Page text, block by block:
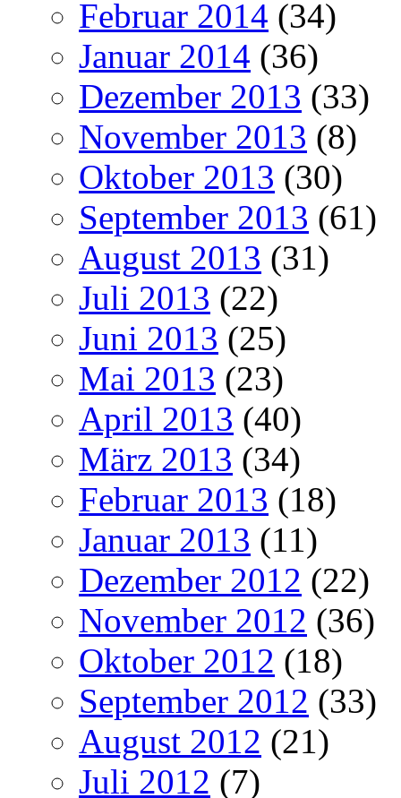
Februar 2014 (34)
Januar 2014 (36)
Dezember 2013 (33)
November 2013 (8)
Oktober 2013 (30)
September 2013 (61)
August 2013 (31)
Juli 2013 (22)
Juni 2013 (25)
Mai 2013 (23)
April 2013 (40)
März 2013 (34)
Februar 2013 (18)
Januar 2013 (11)
Dezember 2012 (22)
November 2012 (36)
Oktober 2012 (18)
September 2012 (33)
August 2012 (21)
Juli 2012 (7)